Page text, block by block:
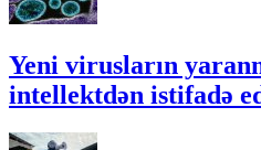
Yeni virusların
intellektdən istifadə